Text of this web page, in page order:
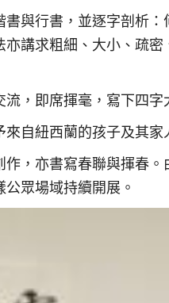
書與行書，並逐字剖析
講求粗細、大小、疏
，即席揮毫，寫下四字
自紐西蘭的孩子及其家
，亦書寫春聯與揮春
眾場域持續開展。